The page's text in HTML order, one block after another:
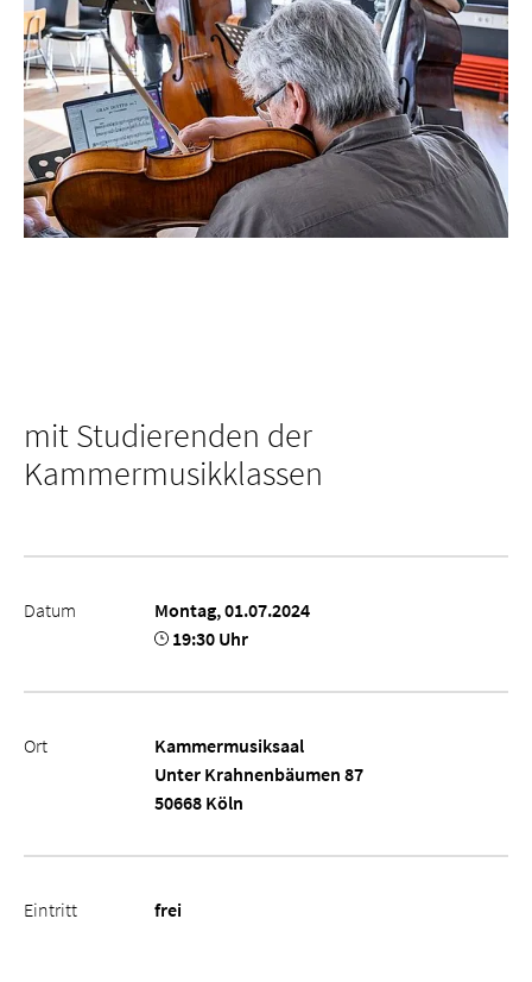
mit Studierenden der
Kammermusikklassen
Datum
Montag, 01.07.2024
19:30 Uhr
Ort
Kammermusiksaal
Unter Krahnenbäumen 87
50668 Köln
Eintritt frei